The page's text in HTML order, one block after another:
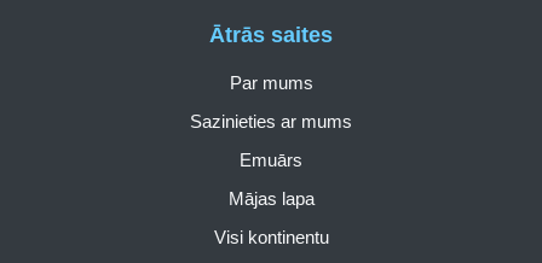
Ātrās saites
Par mums
Sazinieties ar mums
Emuārs
Mājas lapa
Visi kontinentu